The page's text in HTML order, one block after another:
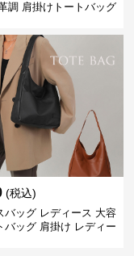
調 肩掛けトートバッグ
(税込)
バッグ レディース 大容
バッグ 肩掛け レディー